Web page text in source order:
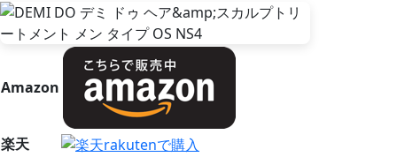
Amazon
楽天